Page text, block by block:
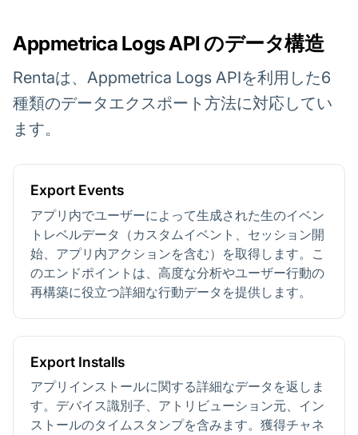
Appmetrica Logs API のデータ構造
Rentaは、Appmetrica Logs APIを利用した6
種類のデータエクスポート方法に対応してい
ます。
Export Events
アプリ内でユーザーによって生成された生のイベン
トレベルデータ（カスタムイベント、セッション開
始、アプリ内アクションを含む）を取得します。こ
のエンドポイントは、高度な分析やユーザー行動の
再構築に役立つ詳細な行動データを提供します。
Export Installs
アプリインストールに関する詳細なデータを返しま
す。デバイス識別子、アトリビューション元、イン
ストールのタイムスタンプを含みます。獲得チャネ